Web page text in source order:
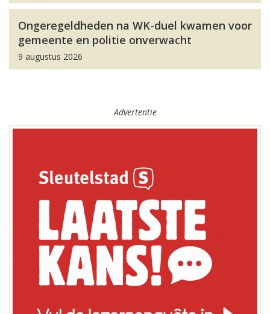
Ongeregeldheden na WK-duel kwamen voor
gemeente en politie onverwacht
9 augustus 2026
Advertentie